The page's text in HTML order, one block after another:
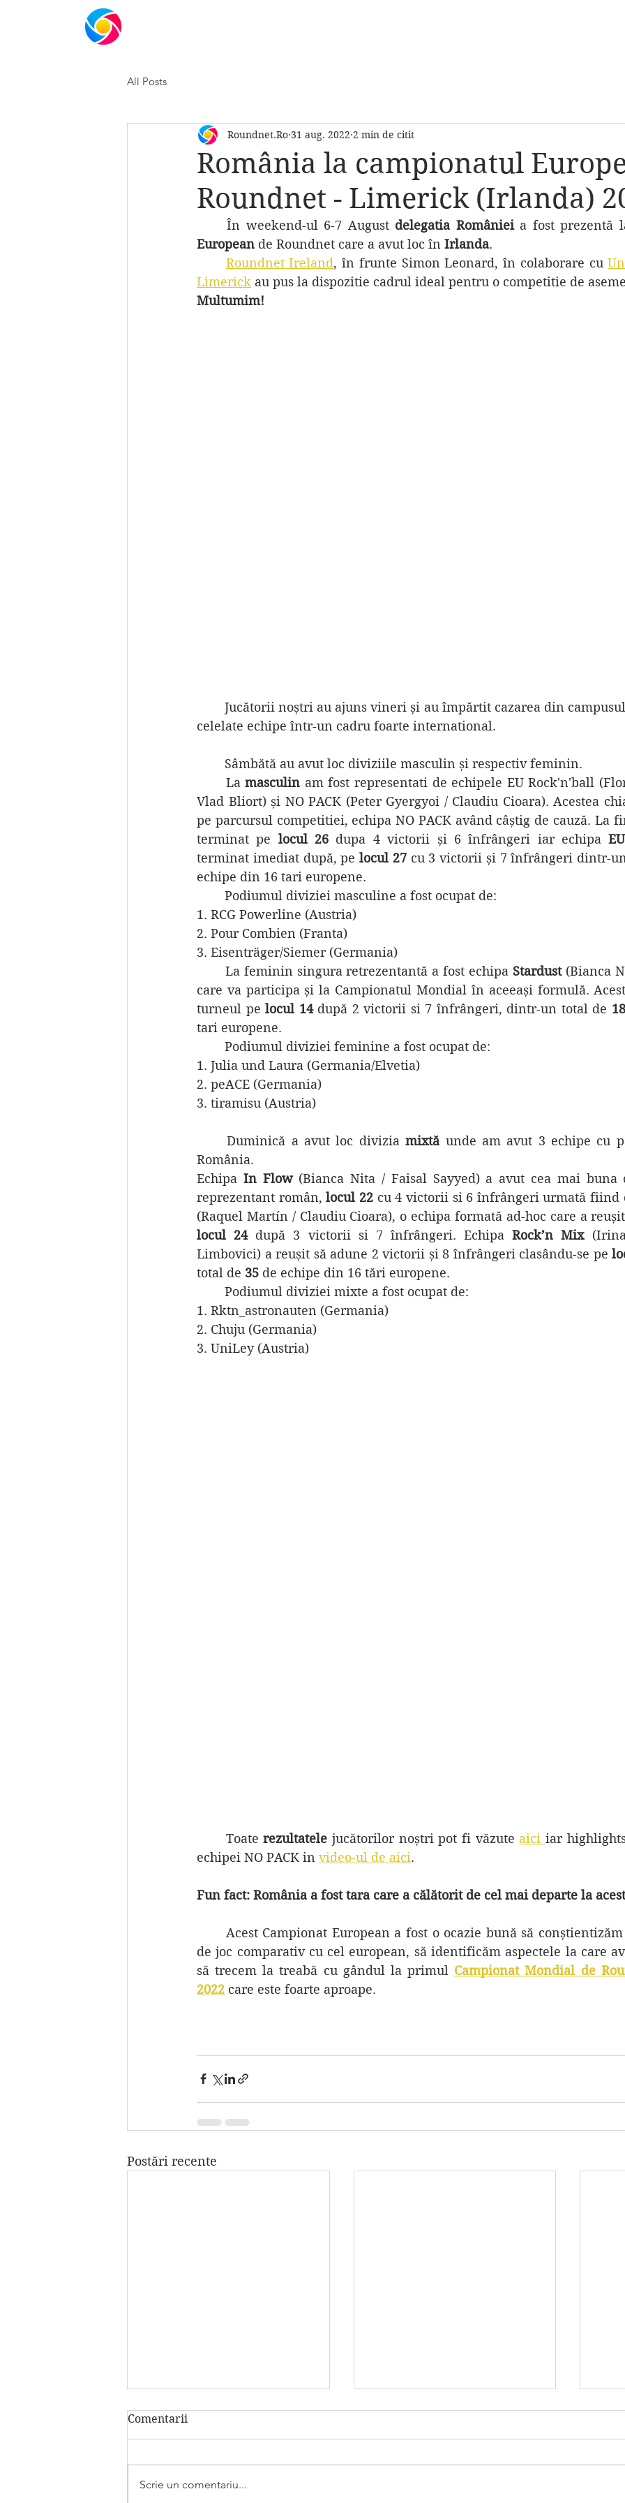
All Posts
România la campionatul
Roundnet - Limerick (Irlanda)
Roundnet.Ro 31 aug. 2022 2 min de citit
	În weekend-ul 6-7 August
delegatia României
European de Roundnet care a avut loc în Irlanda.
Roundnet Ireland, în frunte Simon Leonard, în colaborare cu
Limerick
Multumim!
	Jucătorii noștri au ajuns vineri și au împărtit cazarea din campusul universitar cu
celelate echipe într-un cadru foarte international.
	Sâmbătă au avut loc diviziile masculin și respectiv feminin.
	La
masculin am fost representati de echipele EU Rock'n'ball
Vlad Bliort) și NO PACK (Peter Gyergyoi / Claudiu Cioara). Acestea
pe parcursul competitiei, echipa NO PACK având câștig de cauză. La
terminat pe locul 26 dupa 4 victorii și 6 înfrângeri iar echipa
terminat imediat după, pe locul 27 cu 3 victorii și 7 înfrângeri dintr-
echipe din 16 tari europene.
	Podiumul diviziei masculine a fost ocupat de:
1. RCG Powerline (Austria)
2. Pour Combien (Franta)
3. Eisenträger/Siemer (Germania)
	La feminin singura retrezentantă a fost echipa
Stardust (Bianca
care va participa și la Campionatul Mondial în aceeași formulă.
turneul pe locul 14 după 2 victorii si 7 înfrângeri, dintr-un total de 18
tari europene.
	Podiumul diviziei feminine a fost ocupat de:
1. Julia und Laura (Germania/Elvetia)
2. peACE (Germania)
3. tiramisu (Austria)
	Duminică a avut loc divizia
mixtă unde am avut 3 echipe cu
România.
Echipa In Flow (Bianca Nita / Faisal Sayyed) a avut cea mai buna
reprezentant român, locul 22 cu 4 victorii si 6 înfrângeri urmată fiind
locul 24 după 3 victorii si 7 înfrângeri. Echipa Rock’n Mix
Limbovici) a reușit să adune 2 victorii și 8 înfrângeri clasându-se pe
total de 35 de echipe din 16 tări europene.
	Podiumul diviziei mixte a fost ocupat de:
1. Rktn_astronauten (Germania)
2. Chuju (Germania)
3. UniLey (Austria)
	Toate
rezultatele jucătorilor noștri pot fi văzute aici iar
echipei NO PACK in video-ul de aici.
Fun fact: România a fost tara care a călătorit de cel mai departe la
de joc comparativ cu cel european, să identificăm aspectele la care
să trecem la treabă cu gândul la primul Campionat Mondial de
2022 care este foarte aproape.
Postări recente
Comentarii
Scrie un comentariu...